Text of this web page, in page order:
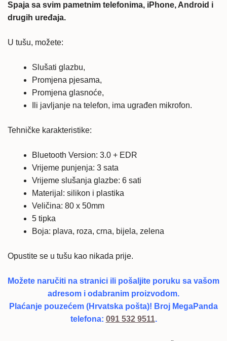
Spaja sa svim pametnim telefonima, iPhone, Android i
drugih uređaja.
U tušu, možete:
Slušati glazbu,
Promjena pjesama,
Promjena glasnoće,
Ili javljanje na telefon, ima ugrađen mikrofon.
Tehničke karakteristike:
Bluetooth Version: 3.0 + EDR
Vrijeme punjenja: 3 sata
Vrijeme slušanja glazbe: 6 sati
Materijal: silikon i plastika
Veličina: 80 x 50mm
5 tipka
Boja: plava, roza, crna, bijela, zelena
Opustite se u tušu kao nikada prije.
Možete naručiti na stranici ili pošaljite poruku sa vašom
adresom i odabranim proizvodom.
Plaćanje pouzećem (Hrvatska pošta)! Broj MegaPanda
telefona: 091 532 9511.